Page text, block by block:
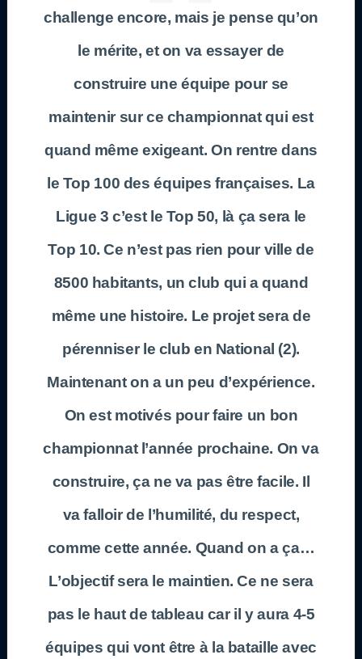
challenge encore, mais je pense qu’on
le mérite, et on va essayer de
construire une équipe pour se
maintenir sur ce championnat qui est
quand même exigeant. On rentre dans
le Top 100 des équipes françaises. La
Ligue 3 c’est le Top 50, là ça sera le
Top 10. Ce n’est pas rien pour ville de
8500 habitants, un club qui a quand
même une histoire. Le projet sera de
pérenniser le club en National (2).
Maintenant on a un peu d’expérience.
On est motivés pour faire un bon
championnat l’année prochaine. On va
construire, ça ne va pas être facile. Il
va falloir de l’humilité, du respect,
comme cette année. Quand on a ça…
L’objectif sera le maintien. Ce ne sera
pas le haut de tableau car il y aura 4-5
équipes qui vont être à la bataille avec